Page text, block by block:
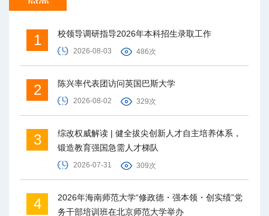
1 校领导调研指导2026年本科招生录取工作
2026-08-03 486次
2 陈兴率代表团访问英国巴斯大学
2026-08-02 329次
3
综改权威解读 | 健全拔尖创新人才自主培养体系，
锻造教育强国急需人才梯队
2026-07-31 309次
4
2026年海南师范大学“修政德・强本领・创实绩”党
务干部培训班在北京师范大学举办